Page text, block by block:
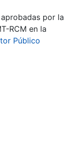
por la
RCM en la
Público